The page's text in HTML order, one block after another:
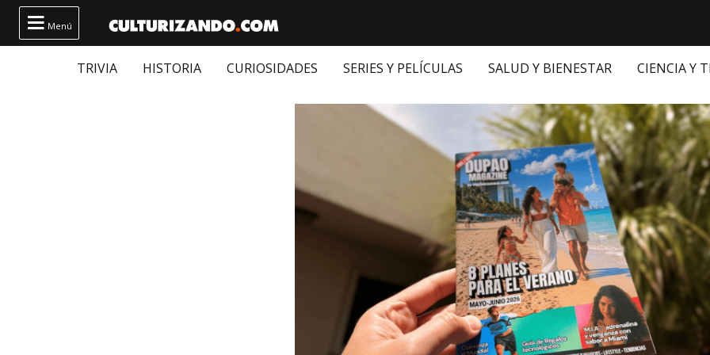
 Menú
TRIVIA HISTORIA CURIOSIDADES SERIES Y PELÍCULAS SALUD Y BIENESTAR CIENCIA Y